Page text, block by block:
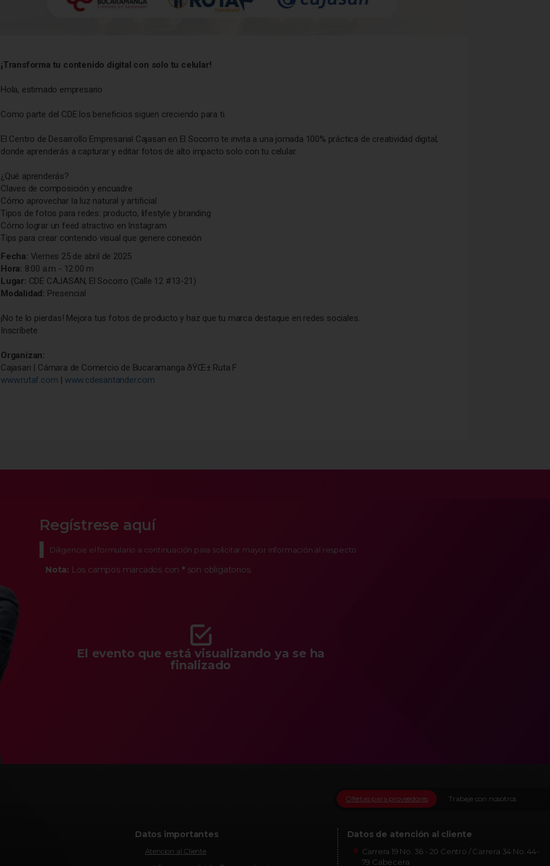
¡Transforma tu contenido digital con solo tu celular!
Hola, estimado empresario
Como parte del CDE los beneficios siguen creciendo para ti.
El Centro de Desarrollo Empresarial Cajasan en El Socorro te invita a una jornada 100% práctica de creatividad digital,
donde aprenderás a capturar y editar fotos de alto impacto solo con tu celular.
¿Qué aprenderás?
Claves de composición y encuadre
Cómo aprovechar la luz natural y artificial
Tipos de fotos para redes: producto, lifestyle y branding
Cómo lograr un feed atractivo en Instagram
Tips para crear contenido visual que genere conexión
Fecha: Viernes 25 de abril de 2025
Hora: 8:00 a.m - 12:00 m
Lugar: CDE CAJASAN, El Socorro (Calle 12 #13-21)
Modalidad: Presencial
¡No te lo pierdas! Mejora tus fotos de producto y haz que tu marca destaque en redes sociales.
Inscríbete
Organizan:
Cajasan | Cámara de Comercio de Bucaramanga ðŸŒ± Ruta F
www.rutaf.com | www.cdesantander.com
Regístrese aquí
Diligencie el formulario a continuación para solicitar mayor información al respecto
Nota: Los campos marcados con *son obligatorios.
El evento que está visualizando ya se ha
finalizado
Trabaje con nosotros
Ofertas para proveedores
Datos importantes
Atencion al Cliente
Datos de atención al cliente
Carrera 19 No. 36 - 20 Centro / Carrera 34 No. 44-
79 Cabecera